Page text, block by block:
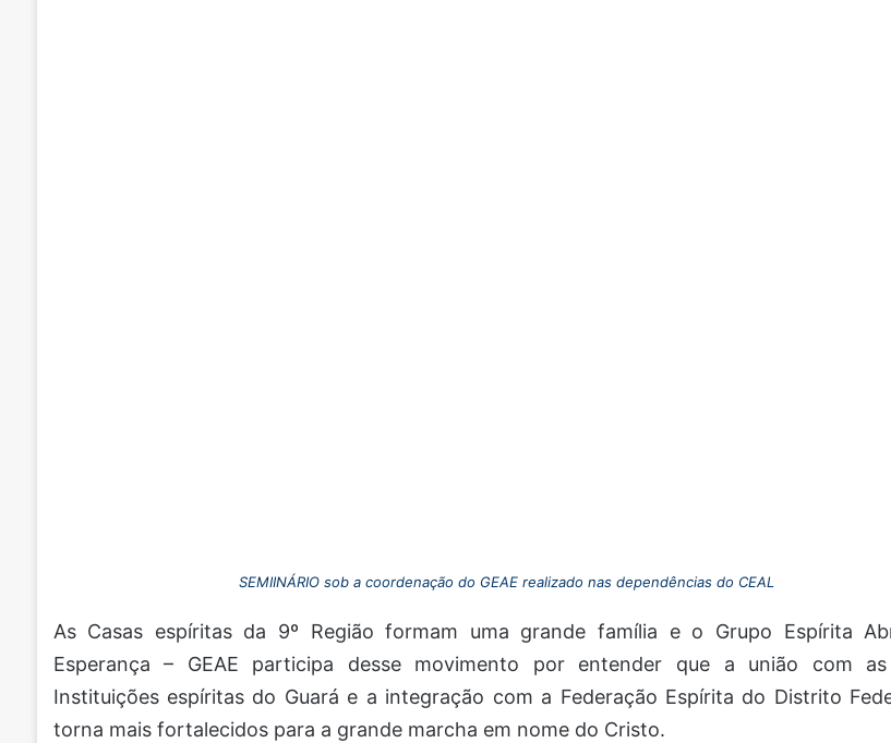
SEMIINÁRIO sob a coordenação do GEAE realizado nas dependências do CEAL
As Casas espíritas da 9º Região formam uma grande família e o Grupo Espírita
Esperança – GEAE participa desse movimento por entender que a união com
Instituições espíritas do Guará e a integração com a Federação Espírita do Distrito
torna mais fortalecidos para a grande marcha em nome do Cristo.